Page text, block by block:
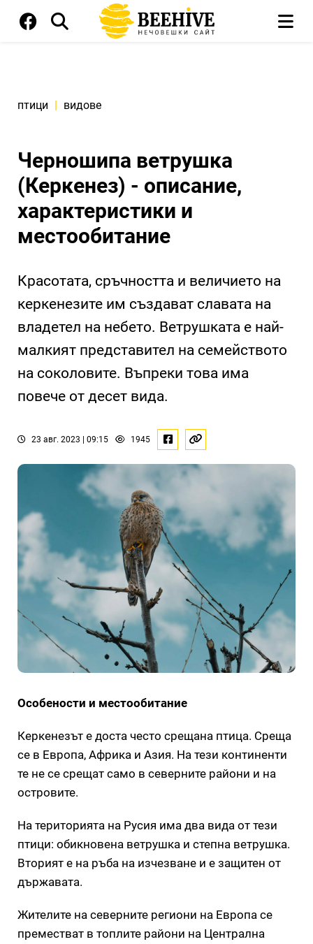
птици | видове
Черношипа ветрушка
(Керкенез) - описание,
характеристики и
местообитание
Красотата, сръчността и величието на
керкенезите им създават славата на
владетел на небето. Ветрушката е най-
малкият представител на семейството
на соколовите. Въпреки това има
повече от десет вида.
23 авг. 2023 | 09:15 1945
Особености и местообитание
Керкенезът е доста често срещана птица. Среща
се в Европа, Африка и Азия. На тези континенти
те не се срещат само в северните райони и на
островите.
На територията на Русия има два вида от тези
птици: обикновена ветрушка и степна ветрушка.
Вторият е на ръба на изчезване и е защитен от
държавата.
Жителите на северните региони на Европа се
преместват в топлите райони на Централна